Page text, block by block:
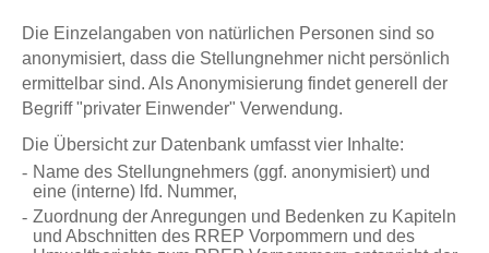
Die Einzelangaben von natürlichen Personen sind so
anonymisiert, dass die Stellungnehmer nicht persönlich
ermittelbar sind. Als Anonymisierung findet generell der
Begriff "privater Einwender" Verwendung.
Die Übersicht zur Datenbank umfasst vier Inhalte:
Name des Stellungnehmers (ggf. anonymisiert) und
eine (interne) lfd. Nummer,
Zuordnung der Anregungen und Bedenken zu Kapiteln
und Abschnitten des RREP Vorpommern und des